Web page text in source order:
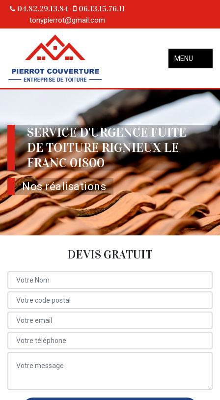
04.82.29.13.84 06.13.15.76.11
tonypierrot@gmail.com
MENU
SERVICE D'URGENCE FUITE
DE TOITURE RIGNIEUX LE
FRANC 01800
Nos réalisations
DEVIS GRATUIT